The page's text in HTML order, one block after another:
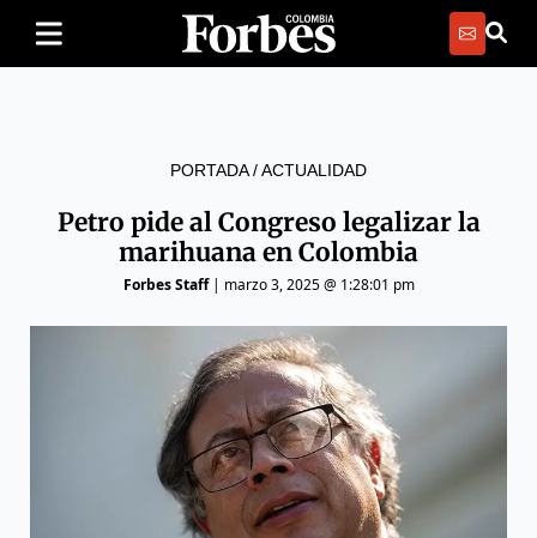
PORTADA/ACTUALIDAD
Petro pide al Congreso legalizar la
marihuana en Colombia
Forbes Staff| marzo 3, 2025 @ 1:28:01 pm